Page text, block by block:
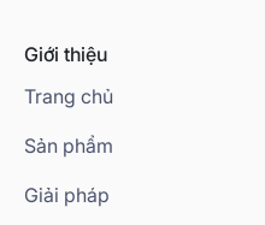
Giới thiệu
Trang chủ
Sản phẩm
Giải pháp